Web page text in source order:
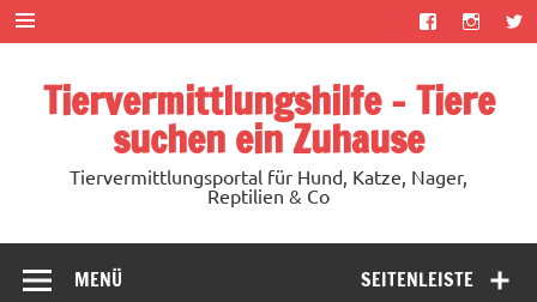
Zum
Inhalt
springen
Tiervermittlungshilfe – Tiere
suchen ein Zuhause
Tiervermittlungsportal für Hund, Katze, Nager,
Reptilien & Co
SEITENLEISTE
MENÜ